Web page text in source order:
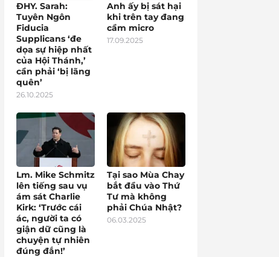
ĐHY. Sarah:
Tuyên Ngôn
Fiducia
Supplicans ‘đe
dọa sự hiệp nhất
của Hội Thánh,’
cần phải ‘bị lãng
quên’
26.10.2025
Anh ấy bị sát hại
khi trên tay đang
cầm micro
17.09.2025
Lm. Mike Schmitz
lên tiếng sau vụ
ám sát Charlie
Kirk: ‘Trước cái
ác, người ta có
giận dữ cũng là
chuyện tự nhiên
đúng đắn!’
Tại sao Mùa Chay
bắt đầu vào Thứ
Tư mà không
phải Chúa Nhật?
06.03.2025